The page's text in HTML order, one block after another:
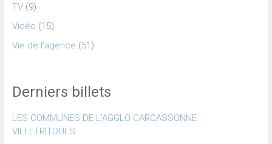
TV(9)
Vidéo (15)
Vie de l'agence (51)
Derniers billets
LES COMMUNES DE L’AGGLO CARCASSONNE :
VILLETRITOULS